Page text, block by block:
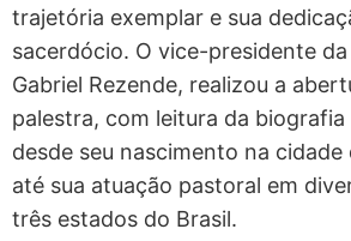
trajetória exemplar e sua
sacerdócio. O vice-presidente da
Gabriel Rezende, realizou a
palestra, com leitura da
desde seu nascimento na
até sua atuação pastoral em
três estados do Brasil.